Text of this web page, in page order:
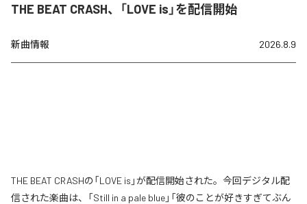
THE BEAT CRASH、「LOVE is」を配信開始
新曲情報 2026.8.9
THE BEAT CRASHの「LOVE is」が配信開始された。今回デジタル配
信された楽曲は、「Still in a pale blue」「彼のことが好きすぎてぶん